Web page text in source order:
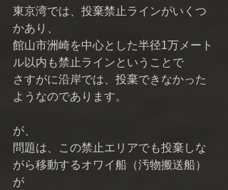
東京湾では、投棄禁止ラインがいくつ
かあり、
館山市洲崎を中心とした半径1万メート
ル以内も禁止ラインということで
さすがに沿岸では、投棄できなかった
ようなのであります。
が、
問題は、この禁止エリアでも投棄しな
がら移動するオワイ船（汚物搬送船）
が